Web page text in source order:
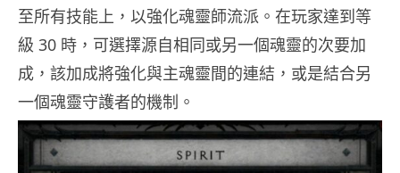
至所有技能上，以強化魂靈師流派。在玩家達到等
級 30 時，可選擇源自相同或另一個魂靈的次要加
成，該加成將強化與主魂靈間的連結，或是結合另
一個魂靈守護者的機制。